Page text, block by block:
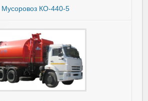
Мусоровоз КО-440-5